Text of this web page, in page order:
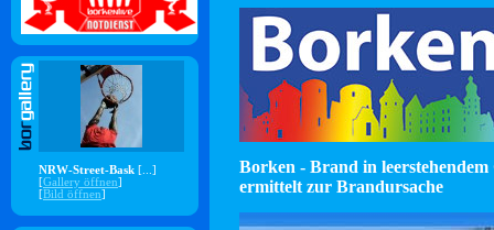
NRW-Street-Bask [...]
[Gallery öffnen]
[Bild öffnen]
Borken - Brand in leerstehendem
ermittelt zur Brandursache